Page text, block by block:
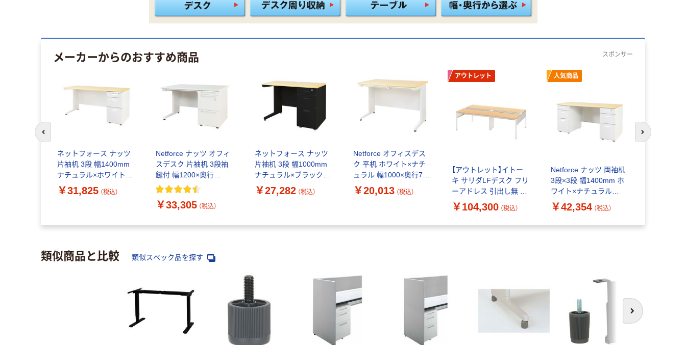
メーカーからのおすすめ商品 スポンサー
ネットフォース ナッツ
片袖机 3段 幅1400mm
ナチュラル×ホワイト
LKD-146-AW-NAWH-3 1
台（直送品）
￥31,825 （税込）
Netforce ナッツ オフィ
スデスク 片袖机 3段袖
鍵付 幅1200×奥行
700mm 事務机 スチー
ホワイト（直送品）
￥33,305 （税込）
ネットフォース ナッツ
片袖机 3段 幅1000mm
ナチュラル×ブラック
LKD-106B-AW-NABK-3
1台（直送品）
￥27,282 （税込）
Netforce オフィスデス
ク 平机 ホワイト×ナチ
ュラル 幅1000×奥行700
スチール製 1台（直送品）
￥20,013 （税込）
アウトレット
【アウトレット】イトー
キ サリダLFデスク フリ
ーアドレス 引出し無 ナ
チュラル 幅2400×奥行
1400×高さ720mm 1台
￥104,300 （税込）
人気商品
Netforce ナッツ 両袖机
3段×3段 幅1400mm ホ
ワイト×ナチュラル
LRD-146-AW-NAWH-33
1台（直送品）
￥42,354 （税込）
前のスライドへ 次のスライド
類似商品と比較 類似スペック品を探す
次へ